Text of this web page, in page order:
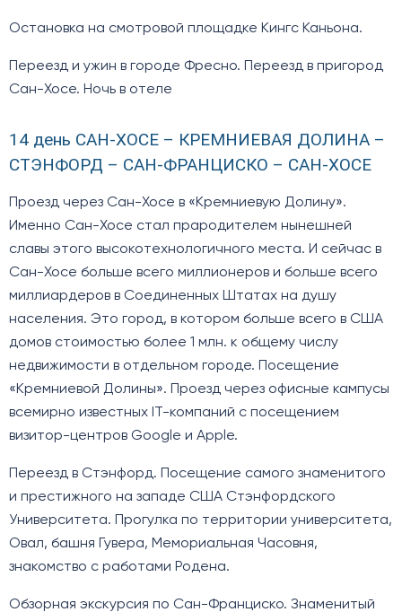
Остановка на смотровой площадке Кингс Каньона.
Переезд и ужин в городе Фресно. Переезд в пригород
Сан-Хосе. Ночь в отеле
14 день САН-ХОСЕ – КРЕМНИЕВАЯ ДОЛИНА –
СТЭНФОРД – САН-ФРАНЦИСКО – САН-ХОСЕ
Проезд через Сан-Хосе в «Кремниевую Долину».
Именно Сан-Хосе стал прародителем нынешней
славы этого высокотехнологичного места. И сейчас в
Сан-Хосе больше всего миллионеров и больше всего
миллиардеров в Соединенных Штатах на душу
населения. Это город, в котором больше всего в США
домов стоимостью более 1 млн. к общему числу
недвижимости в отдельном городе. Посещение
«Кремниевой Долины». Проезд через офисные кампусы
всемирно известных IT-компаний с посещением
визитор-центров Google и Apple.
Переезд в Стэнфорд. Посещение самого знаменитого
и престижного на западе США Стэнфордского
Университета. Прогулка по территории университета,
Овал, башня Гувера, Мемориальная Часовня,
знакомство с работами Родена.
Обзорная экскурсия по Сан-Франциско. Знаменитый